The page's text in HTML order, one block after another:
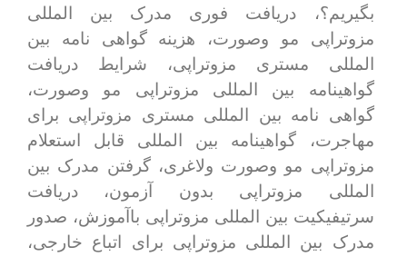
بگیریم؟، دریافت فوری مدرک بین المللی
مزوتراپی مو وصورت، هزینه گواهی نامه بین
المللی مستری مزوتراپی، شرایط دریافت
گواهینامه بین المللی مزوتراپی مو وصورت،
گواهی نامه بین المللی مستری مزوتراپی برای
مهاجرت، گواهینامه بین المللی قابل استعلام
مزوتراپی مو وصورت ولاغری، گرفتن مدرک بین
المللی مزوتراپی بدون آزمون، دریافت
سرتیفیکیت بین المللی مزوتراپی باآموزش، صدور
مدرک بین المللی مزوتراپی برای اتباع خارجی،